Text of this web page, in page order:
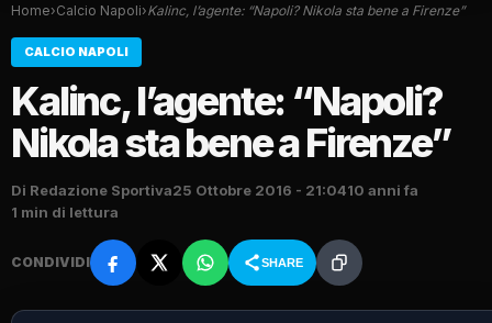
Home›Calcio Napoli›Kalinc, l’agente: “Napoli? Nikola sta bene a Firenze”
CALCIO NAPOLI
Kalinc, l’agente: “Napoli?
Nikola sta bene a Firenze”
Di Redazione Sportiva25 Ottobre 2016 - 21:0410 anni fa
1 min di lettura
CONDIVIDI SHARE